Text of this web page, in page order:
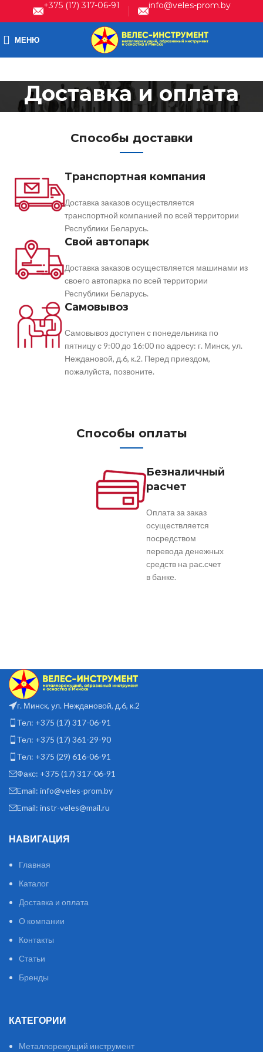
+375 (17) 317-06-91 info@veles-prom.by
МЕНЮ
Доставка и оплата
Способы доставки
Транспортная компания
Доставка заказов осуществляется
транспортной компанией по всей территории
Республики Беларусь.
Свой автопарк
Доставка заказов осуществляется машинами из
своего автопарка по всей территории
Республики Беларусь.
Самовывоз
Самовывоз доступен с понедельника по
пятницу с 9:00 до 16:00 по адресу: г. Минск, ул.
Неждановой, д.6, к.2. Перед приездом,
пожалуйста, позвоните.
Способы оплаты
Безналичный
расчет
Оплата за заказ
осуществляется
посредством
перевода денежных
средств на рас.счет
в банке.
г. Минск, ул. Неждановой, д.6, к.2
Тел: +375 (17) 317-06-91
Тел: +375 (17) 361-29-90
Тел: +375 (29) 616-06-91
Факс: +375 (17) 317-06-91
Email: info@veles-prom.by
Email: instr-veles@mail.ru
НАВИГАЦИЯ
Главная
Каталог
Доставка и оплата
О компании
Контакты
Статьи
Бренды
КАТЕГОРИИ
Металлорежущий инструмент